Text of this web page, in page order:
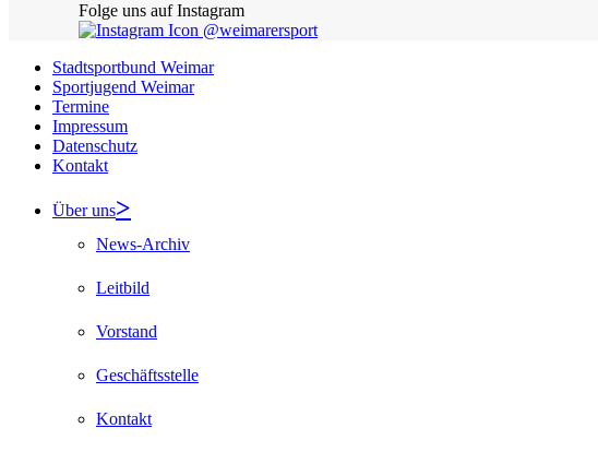
Folge uns auf Instagram
@weimarersport
Stadtsportbund Weimar
Sportjugend Weimar
Termine
Impressum
Datenschutz
Kontakt
Über uns
News-Archiv
Leitbild
Vorstand
Geschäftsstelle
Kontakt